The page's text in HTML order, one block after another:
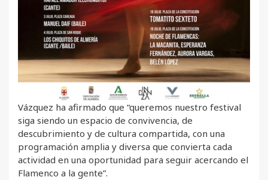
Vázquez ha afirmado que “queremos nuestro festival
siga siendo un espacio de convivencia, de
descubrimiento y de cultura compartida, con una
programación amplia y diversa que convierta cada
actividad en una oportunidad para seguir acercando el
Flamenco a la gente”.